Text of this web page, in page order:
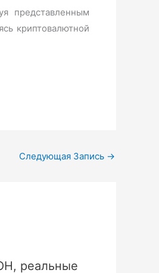
представленным
криптовалютной
Следующая Запись →
реальные